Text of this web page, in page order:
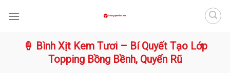
🍦 Bình Xịt Kem Tươi – Bí Quyết Tạo Lớp
Topping Bồng Bềnh, Quyến Rũ